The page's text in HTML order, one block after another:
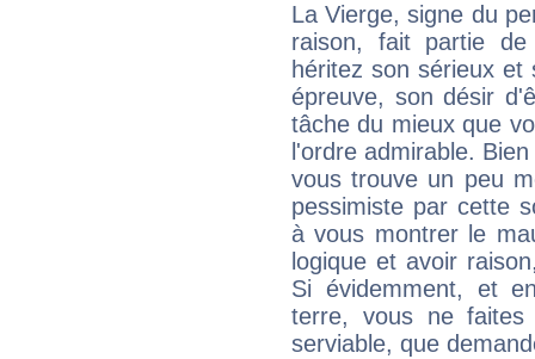
La Vierge, signe du
raison, fait partie
héritez son sérieux
épreuve, son désir
tâche du mieux que
l'ordre admirable.
vous trouve un peu
pessimiste par cette
à vous montrer le
logique et avoir
Si évidemment, et
terre, vous ne
serviable, que